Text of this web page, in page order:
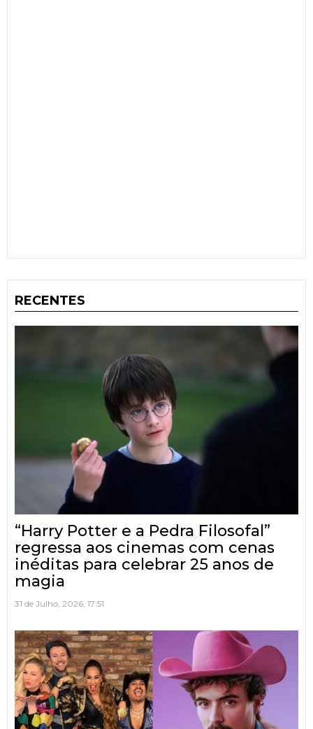
RECENTES
“Harry Potter e a Pedra Filosofal”
regressa aos cinemas com cenas
inéditas para celebrar 25 anos de
magia
31 de Julho, 2026, 17:51